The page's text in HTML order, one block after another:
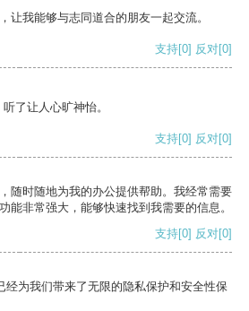
让我能够与志同道合的朋友一起交流。
支持[0] 反对[0]
了让人心旷神怡。
支持[0] 反对[0]
随时随地为我的办公提供帮助。我经常需要
能非常强大，能够快速找到我需要的信息。
支持[0] 反对[0]
经为我们带来了无限的隐私保护和安全性保